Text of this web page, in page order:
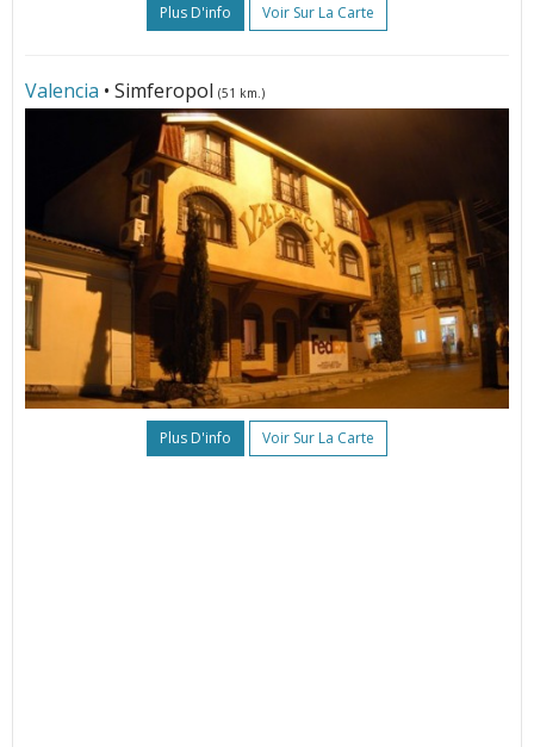
Plus D'info Voir Sur La Carte
Valencia • Simferopol (51 km.)
Plus D'info Voir Sur La Carte